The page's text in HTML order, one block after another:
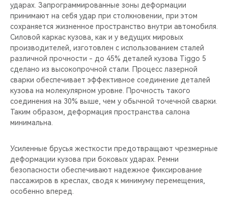
ударах. Запрограммированные зоны деформации
принимают на себя удар при столкновении, при этом
сохраняется жизненное пространство внутри автомобиля.
Силовой каркас кузова, как и у ведущих мировых
производителей, изготовлен с использованием сталей
различной прочности - до 45% деталей кузова Tiggo 5
сделано из высокопрочной стали. Процесс лазерной
сварки обеспечивает эффективное соединение деталей
кузова на молекулярном уровне. Прочность такого
соединения на 30% выше, чем у обычной точечной сварки.
Таким образом, деформация пространства салона
минимальна.
Усиленные брусья жесткости предотвращают чрезмерные
деформации кузова при боковых ударах. Ремни
безопасности обеспечивают надежное фиксирование
пассажиров в креслах, сводя к минимуму перемещения,
особенно вперед.